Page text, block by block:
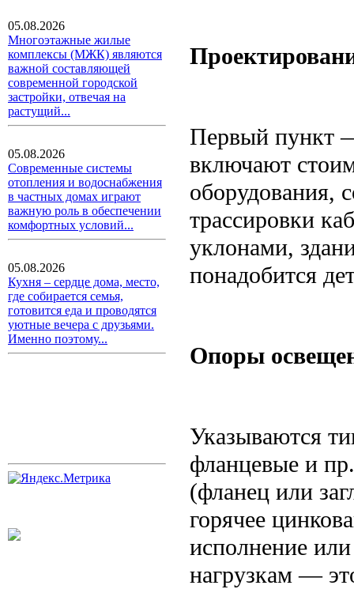
05.08.2026
Многоэтажные жилые
комплексы (МЖК) являются
важной составляющей
современной городской
застройки, отвечая на
растущий...
05.08.2026
Современные системы
отопления и водоснабжения
в частных домах играют
важную роль в обеспечении
комфортных условий...
05.08.2026
Кухня – сердце дома, место,
где собирается семья,
готовится еда и проводятся
уютные вечера с друзьями.
Именно поэтому...
Первый пункт
включают
оборудования,
трассировки
уклонами,
понадобится
Опоры
Указываются
фланцевые и
(фланец или
горячее
исполнение
нагрузкам —